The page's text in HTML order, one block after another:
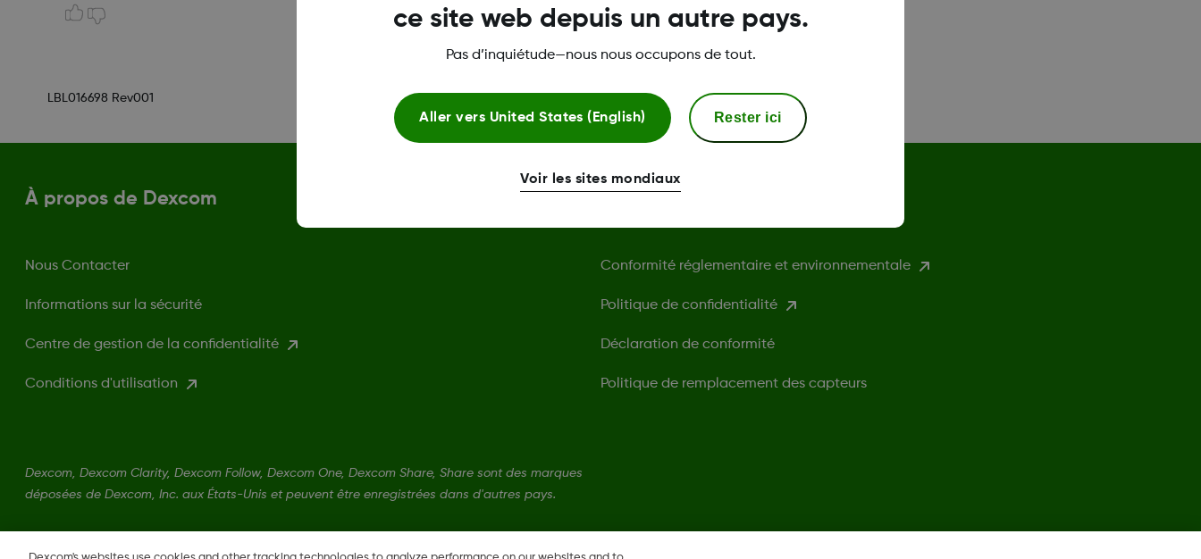
LBL016698 Rev001
À propos de Dexcom
Nous Contacter
Informations sur la sécurité
Centre de gestion de la confidentialité
Conditions d'utilisation
Conformité réglementaire et environnementale
Politique de confidentialité
Déclaration de conformité
Politique de remplacement des capteurs
Dexcom, Dexcom Clarity, Dexcom Follow, Dexcom One, Dexcom Share, Share sont des marques
déposées de Dexcom, Inc. aux États-Unis et peuvent être enregistrées dans d'autres pays.
LBL016698 Rev001
ce site web depuis un autre pays.
Pas d’inquiétude—nous nous occupons de tout.
Aller vers United States (English) Rester ici
Voir les sites mondiaux